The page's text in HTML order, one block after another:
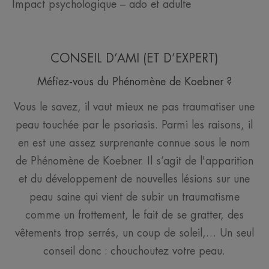
Impact psychologique – ado et adulte
CONSEIL D’AMI (ET D’EXPERT)
Méfiez-vous du Phénomène de Koebner ?
Vous le savez, il vaut mieux ne pas traumatiser une
peau touchée par le psoriasis. Parmi les raisons, il
en est une assez surprenante connue sous le nom
de Phénomène de Koebner. Il s’agit de l'apparition
et du développement de nouvelles lésions sur une
peau saine qui vient de subir un traumatisme
comme un frottement, le fait de se gratter, des
vêtements trop serrés, un coup de soleil,… Un seul
conseil donc : chouchoutez votre peau.